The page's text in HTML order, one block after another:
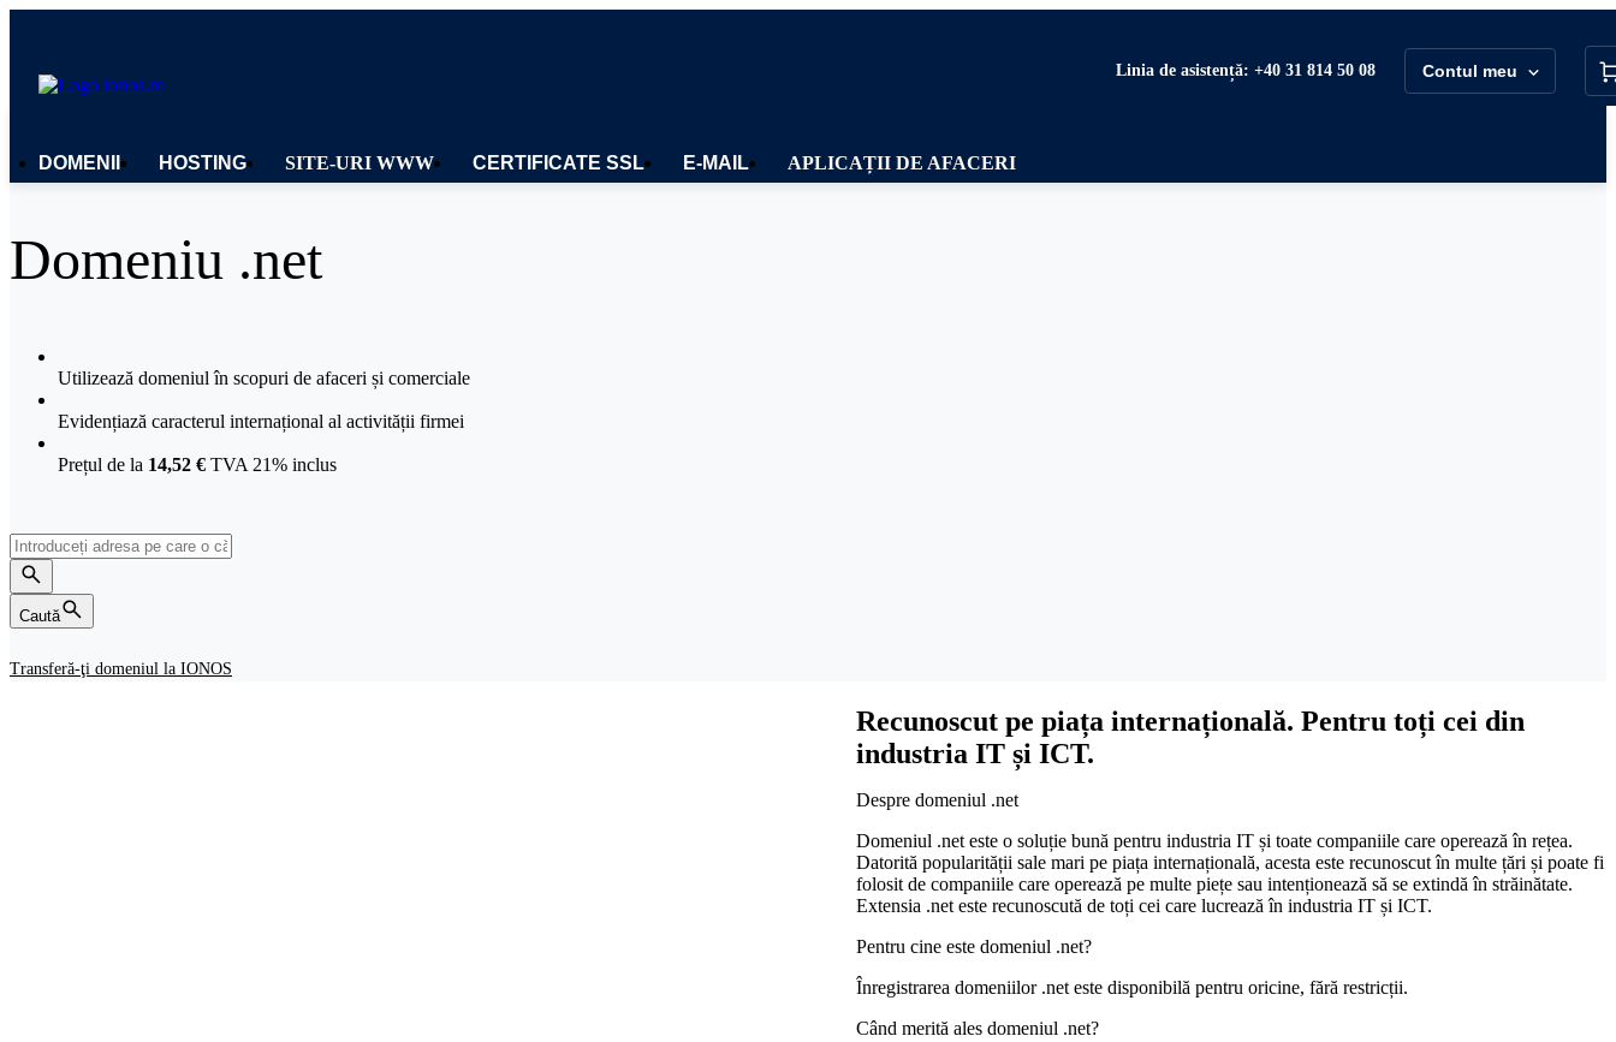
Linia de asistență: +40 31 814 50 08 Contul meu
DOMENII HOSTING SITE-URI WWW CERTIFICATE SSL E-MAIL APLICAȚII DE AFACERI
Domeniu .net
Utilizează domeniul în scopuri de afaceri și comerciale
Evidențiază caracterul internațional al activității firmei
Prețul de la 14,52 € TVA 21% inclus
Caută
Transferă-ţi domeniul la IONOS
Recunoscut pe piața internațională. Pentru toți cei din
industria IT și ICT.
Despre domeniul .net
Domeniul .net este o soluție bună pentru industria IT și toate companiile care operează în rețea.
Datorită popularității sale mari pe piața internațională, acesta este recunoscut în multe țări și poate fi
folosit de companiile care operează pe multe piețe sau intenționează să se extindă în străinătate.
Extensia .net este recunoscută de toți cei care lucrează în industria IT și ICT.
Pentru cine este domeniul .net?
Înregistrarea domeniilor .net este disponibilă pentru oricine, fără restricții.
Când merită ales domeniul .net?